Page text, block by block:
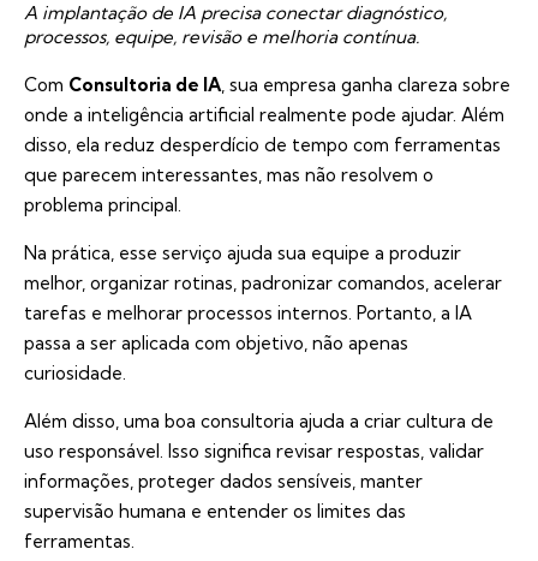
A implantação de IA precisa conectar diagnóstico,
processos, equipe, revisão e melhoria contínua.
Com Consultoria de IA, sua empresa ganha clareza sobre
onde a inteligência artificial realmente pode ajudar. Além
disso, ela reduz desperdício de tempo com ferramentas
que parecem interessantes, mas não resolvem o
problema principal.
Na prática, esse serviço ajuda sua equipe a produzir
melhor, organizar rotinas, padronizar comandos, acelerar
tarefas e melhorar processos internos. Portanto, a IA
passa a ser aplicada com objetivo, não apenas
curiosidade.
Além disso, uma boa consultoria ajuda a criar cultura de
uso responsável. Isso significa revisar respostas, validar
informações, proteger dados sensíveis, manter
supervisão humana e entender os limites das
ferramentas.